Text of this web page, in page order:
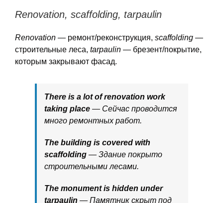
Renovation, scaffolding, tarpaulin
Renovation — ремонт/реконструкция, scaffolding —
строительные леса, tarpaulin — брезент/покрытие,
которым закрывают фасад.
There is a lot of renovation work
taking place — Сейчас проводится
много ремонтных работ.
The building is covered with
scaffolding — Здание покрыто
строительными лесами.
The monument is hidden under
tarpaulin — Памятник скрыт под